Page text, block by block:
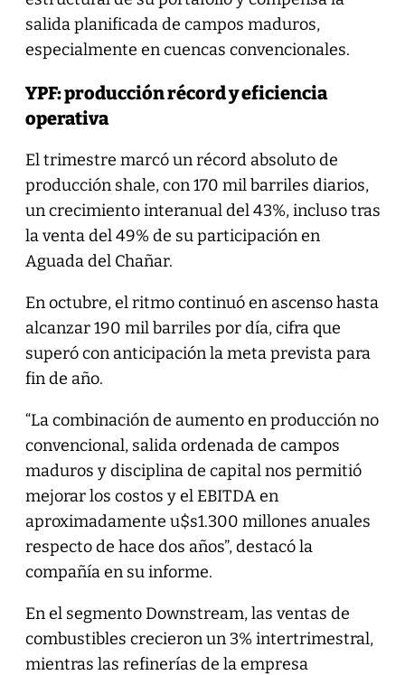
salida planificada de campos maduros,
especialmente en cuencas convencionales.
YPF: producción récord y eficiencia
operativa
El trimestre marcó un récord absoluto de
producción shale, con 170 mil barriles diarios,
un crecimiento interanual del 43%, incluso tras
la venta del 49% de su participación en
Aguada del Chañar.
En octubre, el ritmo continuó en ascenso hasta
alcanzar 190 mil barriles por día, cifra que
superó con anticipación la meta prevista para
fin de año.
“La combinación de aumento en producción no
convencional, salida ordenada de campos
maduros y disciplina de capital nos permitió
mejorar los costos y el EBITDA en
aproximadamente u$s1.300 millones anuales
respecto de hace dos años”, destacó la
compañía en su informe.
En el segmento Downstream, las ventas de
combustibles crecieron un 3% intertrimestral,
mientras las refinerías de la empresa